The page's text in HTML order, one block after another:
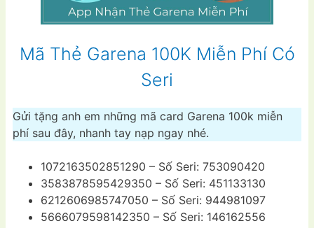
Mã Thẻ Garena 100K Miễn Phí Có
Seri
Gửi tặng anh em những mã card Garena 100k miễn
phí sau đây, nhanh tay nạp ngay nhé.
1072163502851290 – Số Seri: 753090420
3583878595429350 – Số Seri: 451133130
6212606985747050 – Số Seri: 944981097
5666079598142350 – Số Seri: 146162556